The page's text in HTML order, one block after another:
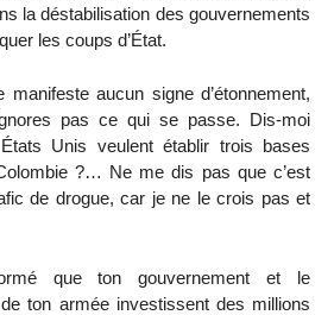
la déstabilisation des gouvernements
les coups d’État.
aucun signe d’étonnement,
pas ce qui se passe. Dis-moi
Unis veulent établir trois bases
?… Ne me dis pas que c’est
de drogue, car je ne le crois pas et
que ton gouvernement et le
ton armée investissent des millions